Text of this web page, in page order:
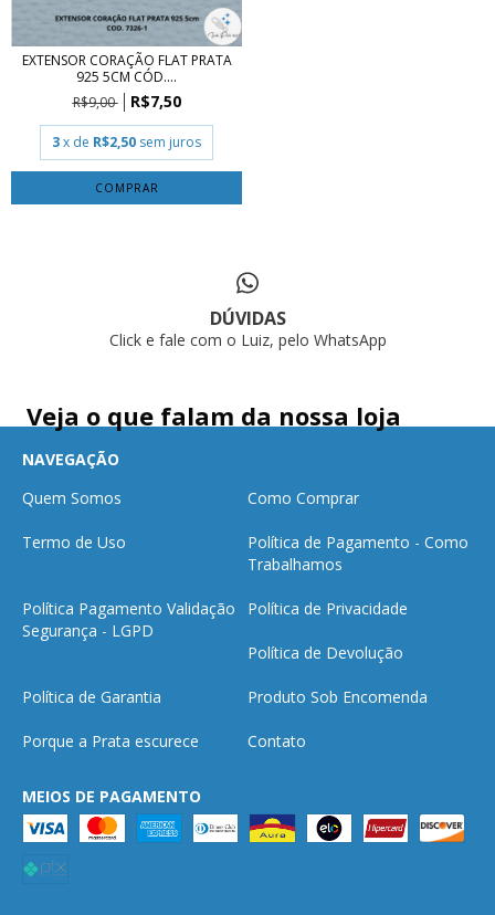
EXTENSOR CORAÇÃO FLAT PRATA
925 5CM CÓD....
R$9,00
R$7,50
3x de R$2,50 sem juros
DÚVIDAS
Click e fale com o Luiz, pelo WhatsApp
Veja o que falam da nossa loja
NAVEGAÇÃO
Quem Somos
Como Comprar
Termo de Uso
Política de Pagamento - Como
Trabalhamos
Política Pagamento Validação
Segurança - LGPD
Política de Privacidade
Política de Devolução
Política de Garantia Produto Sob Encomenda
Porque a Prata escurece Contato
MEIOS DE PAGAMENTO